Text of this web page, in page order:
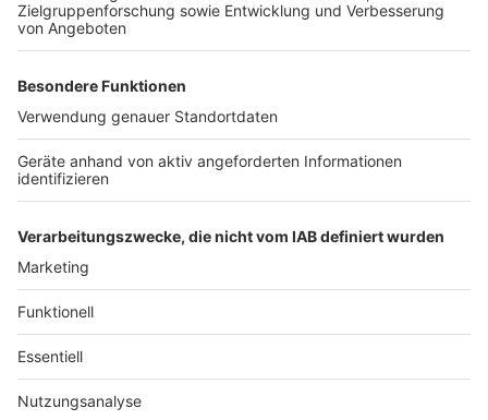
Weitere Themen von Rhein und Erft
Neuer Anbau der Feuer- und Rettungswache in
Bergheim
Frenser Straße in Bergheim bald frei
Kerpener Freibäder öffnen an Christi Himmelfahrt
Anzeige